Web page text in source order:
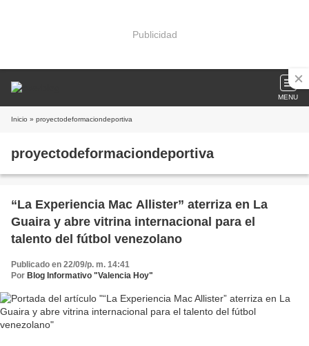
Publicidad
MENU
Inicio » proyectodeformaciondeportiva
proyectodeformaciondeportiva
“La Experiencia Mac Allister” aterriza en La
Guaira y abre vitrina internacional para el
talento del fútbol venezolano
Publicado en 22/09/p. m. 14:41
Por Blog Informativo "Valencia Hoy"